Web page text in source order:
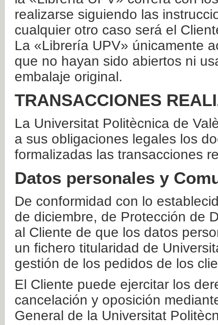
realizarse siguiendo las
cualquier otro caso será el
La «Librería UPV» únicamente
que no hayan sido abiertos ni
embalaje original.
TRANSACCIONES
La Universitat Politècnica de
a sus obligaciones legales los
formalizadas las transacciones
Datos personales y
De conformidad con lo
de diciembre, de Protección de
al Cliente de que los datos
un fichero titularidad de
gestión de los pedidos de los
El Cliente puede ejercitar los
cancelación y oposición
General de la Universitat